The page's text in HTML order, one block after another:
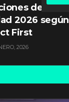
de
2026 según
First
2026